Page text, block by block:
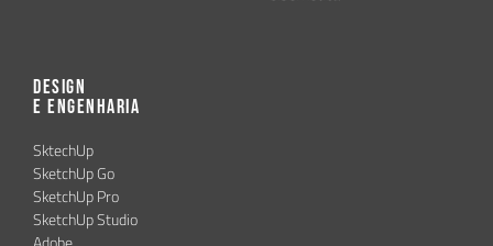
Design
e Engenharia
SktechUp
SketchUp Go
SketchUp Pro
SketchUp Studio